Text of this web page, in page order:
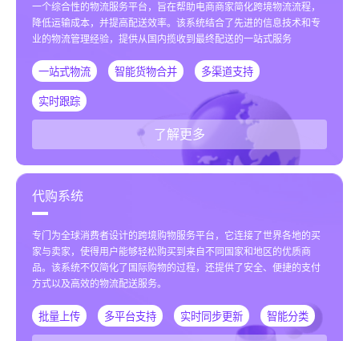
一个综合性的物流服务平台，旨在帮助电商商家简化跨境物流流程，
降低运输成本，并提高配送效率。该系统结合了先进的信息技术和专
业的物流管理经验，提供从国内揽收到最终配送的一站式服务
一站式物流 智能货物合并 多渠道支持
实时跟踪
了解更多
代购系统
专门为全球消费者设计的跨境购物服务平台，它连接了世界各地的买
家与卖家，使得用户能够轻松购买到来自不同国家和地区的优质商
品。该系统不仅简化了国际购物的过程，还提供了安全、便捷的支付
方式以及高效的物流配送服务。
批量上传 多平台支持 实时同步更新 智能分类